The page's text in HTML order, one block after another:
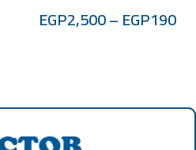
EGP190
–
EGP2,500